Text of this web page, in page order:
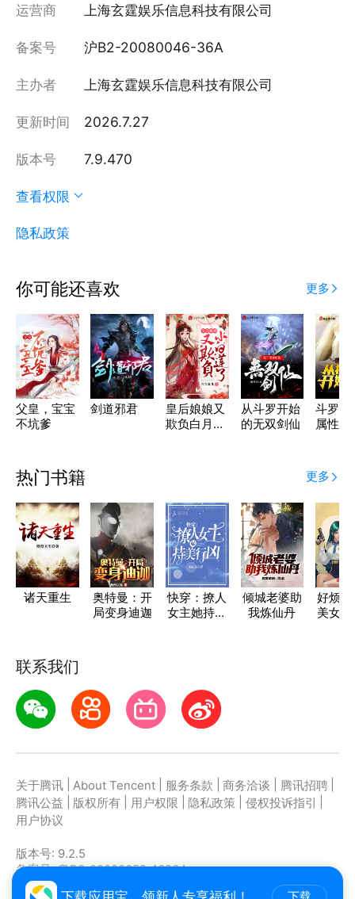
运营商 上海玄霆娱乐信息科技有限公司
备案号 沪B2-20080046-36A
主办者 上海玄霆娱乐信息科技有限公司
更新时间 2026.7.27
版本号 7.9.470
查看权限
隐私政策
你可能还喜欢 更多
父皇，宝宝
不坑爹
剑道邪君
皇后娘娘又
欺负白月光
从斗罗开始
的无双剑仙
斗罗之
属性开
热门书籍 更多
诸天重生
奥特曼：开
局变身迪迦
快穿：撩人
女主她持美
倾城老婆助
我炼仙丹
好烦
美女
联系我们
关于腾讯 About Tencent 服务条款 商务洽谈 腾讯招聘
腾讯公益
版权所有 用户权限 隐私政策 侵权投诉指引
用户协议
版本号: 9.2.5
备案号: 粤B2-20090059-1623A
主办者: 深圳市腾讯计算机系统有限公司